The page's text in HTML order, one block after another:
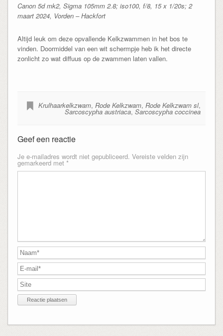
Canon 5d mk2, Sigma 105mm 2.8; iso100, f/8, 15 x 1/20s; 2
maart 2024, Vorden – Hackfort
Altijd leuk om deze opvallende Kelkzwammen in het bos te
vinden. Doormiddel van een wit schermpje heb ik het directe
zonlicht zo wat diffuus op de zwammen laten vallen.
Krulhaarkelkzwam,Rode Kelkzwam,Rode Kelkzwam sl,
Sarcoscypha austriaca,Sarcoscypha coccinea
Geef een reactie
Je e-mailadres wordt niet gepubliceerd. Vereiste velden zijn
gemarkeerd met *